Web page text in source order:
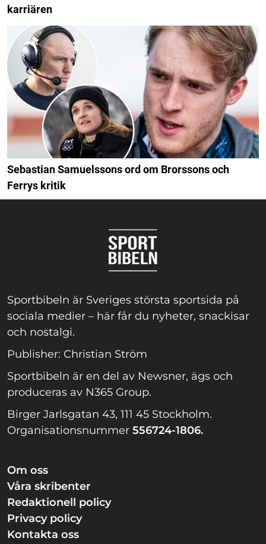
karriären
Sebastian Samuelssons ord om Brorssons och
Ferrys kritik
Sportbibeln är Sveriges största sportsida på
sociala medier – här får du nyheter, snackisar
och nostalgi.
Publisher: Christian Ström
Sportbibeln är en del av Newsner, ägs och
produceras av N365 Group.
Birger Jarlsgatan 43, 111 45 Stockholm.
Organisationsnummer 556724-1806.
Om oss
Våra skribenter
Redaktionell policy
Privacy policy
Kontakta oss